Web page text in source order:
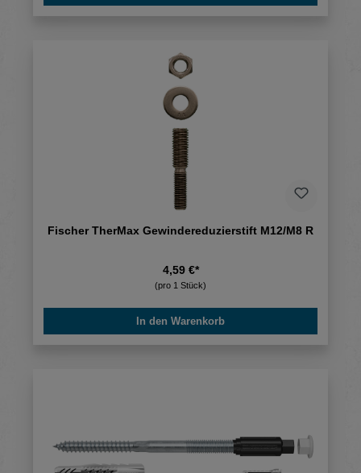
Fischer TherMax Gewindereduzierstift M12/M8 R
4,59 €*
(pro 1 Stück)
In den Warenkorb